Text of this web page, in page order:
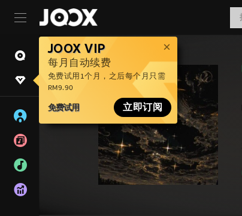
JOOX VIP
每月自动续费
免费试用1个月，之后每个月只需
RM9.90
免费试用 立即订阅